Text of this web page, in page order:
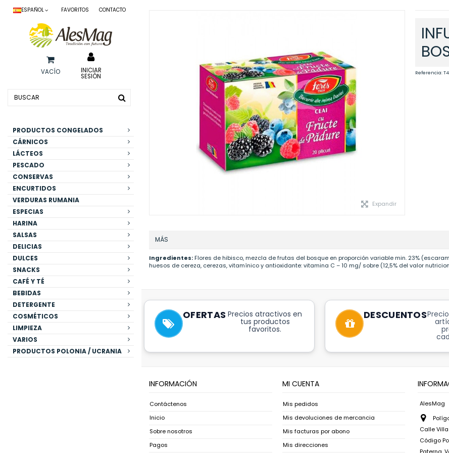
ESPAÑOL FAVORITOS CONTACTO
VACÍO INICIAR
SESIÓN
PRODUCTOS CONGELADOS
CÁRNICOS
LÁCTEOS
PESCADO
CONSERVAS
ENCURTIDOS
VERDURAS RUMANIA
ESPECIAS
HARINA
SALSAS
DELICIAS
DULCES
SNACKS
CAFÉ Y TÉ
BEBIDAS
DETERGENTE
COSMÉTICOS
LIMPIEZA
VARIOS
PRODUCTOS POLONIA / UCRANIA
Expandir
Referencia:
MÁS
Ingredientes: Flores de hibisco, mezcla de frutas del bosque en proporción variable min. 23%
huesos de cereza, cerezas, vitamínico y antioxidante: vitamina C – 10 mg/ sobre (12,5% del valor
OFERTAS Precios atractivos en
tus productos
favoritos.
DESCUENTOS
INFORMACIÓN
Contáctenos
Inicio
Sobre nosotros
Pagos
MI CUENTA
Mis pedidos
Mis devoluciones de mercancia
Mis facturas por abono
Mis direcciones
AlesMag
Calle
Código